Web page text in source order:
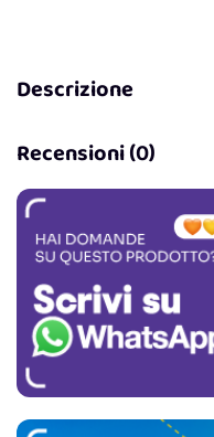
Descrizione
Recensioni (0)